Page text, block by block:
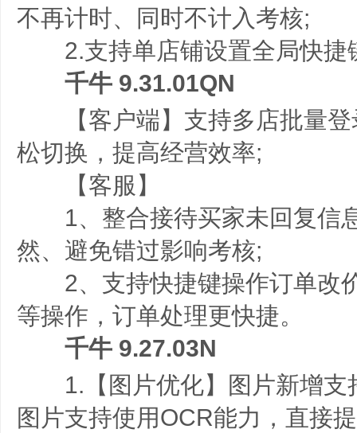
不再计时、同时不计入考核;
2.支持单店铺设置全局快捷
千牛 9.31.01QN
【客户端】支持多店批量登
松切换，提高经营效率;
【客服】
1、整合接待买家未回复信
然、避免错过影响考核;
2、支持快捷键操作订单改
等操作，订单处理更快捷。
千牛 9.27.03N
1.【图片优化】图片新增支
图片支持使用OCR能力，直接